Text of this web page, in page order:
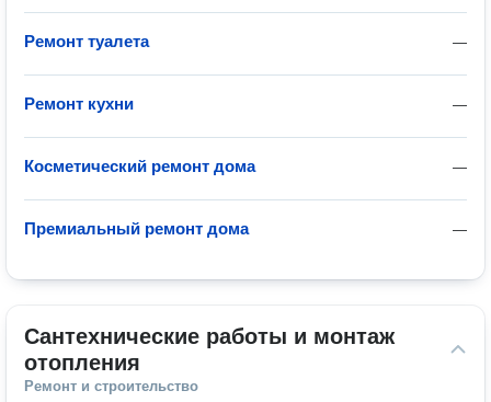
—
Ремонт туалета
—
Ремонт кухни
—
Косметический ремонт дома
—
Премиальный ремонт дома
Сантехнические работы и монтаж
отопления
Ремонт и строительство